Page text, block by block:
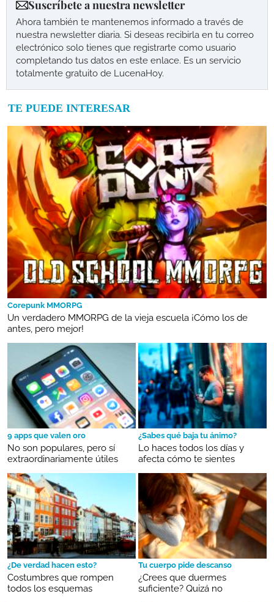
Suscríbete a nuestra newsletter
Ahora también te mantenemos informado a través de
nuestra newsletter diaria. Si deseas recibirla en tu correo
electrónico solo tienes que registrarte como usuario
completando tus datos en este enlace. Es un servicio
totalmente gratuito de LucenaHoy.
TE PUEDE INTERESAR
Corepunk MMORPG
Un verdadero MMORPG de la vieja escuela ¡Cómo los de
antes, pero mejor!
9 apps que valen oro
No son populares, pero sí
extraordinariamente útiles
¿Sabes qué baja tu ánimo?
Lo haces todos los días y
afecta cómo te sientes
¿De verdad hacen esto?
Costumbres que rompen
todos los esquemas
Tu cuerpo pide descanso
¿Crees que duermes
suficiente? Quizá no